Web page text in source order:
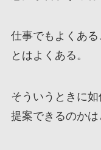
仕事でもよくあ
とはよくある。
そういうときに
提案できるのかは